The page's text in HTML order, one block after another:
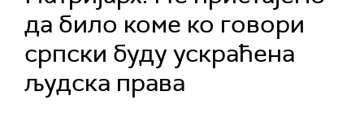
да било коме ко говори
српски буду ускраћена
људска права